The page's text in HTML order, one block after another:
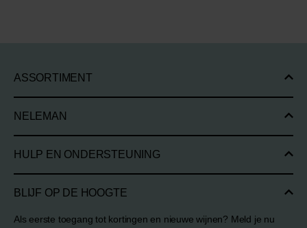
ASSORTIMENT
NELEMAN
HULP EN ONDERSTEUNING
BLIJF OP DE HOOGTE
Als eerste toegang tot kortingen en nieuwe wijnen? Meld je nu